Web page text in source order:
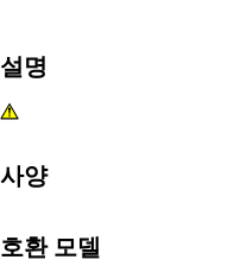
설명
사양
호환 모델